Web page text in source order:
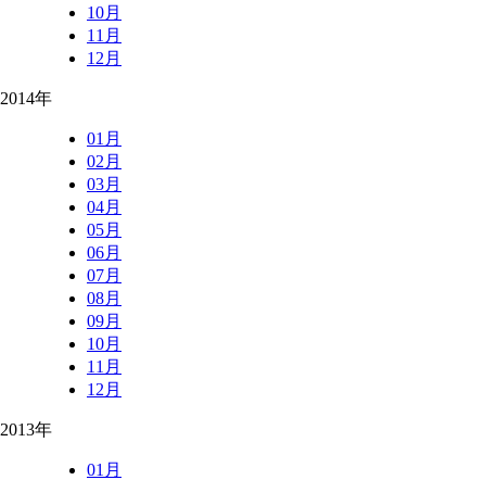
10月
11月
12月
2014年
01月
02月
03月
04月
05月
06月
07月
08月
09月
10月
11月
12月
2013年
01月